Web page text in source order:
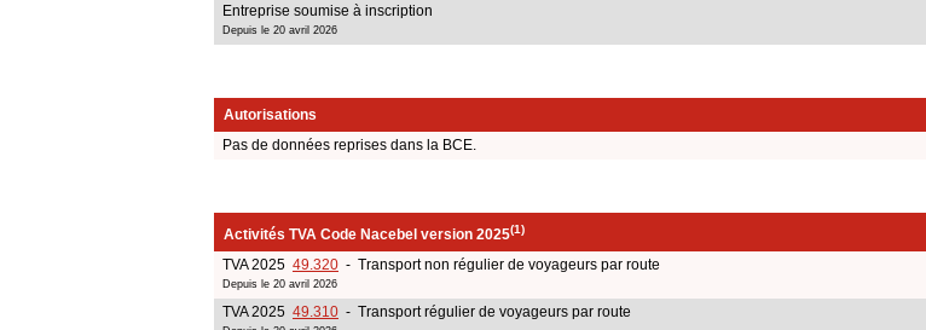
Entreprise soumise à inscription
Depuis le 20 avril 2026
Autorisations
Pas de données reprises dans la BCE.
Activités TVA Code Nacebel version 2025(1)
TVA 2025 49.320 - Transport non régulier de voyageurs par route
Depuis le 20 avril 2026
TVA 2025 49.310 - Transport régulier de voyageurs par route